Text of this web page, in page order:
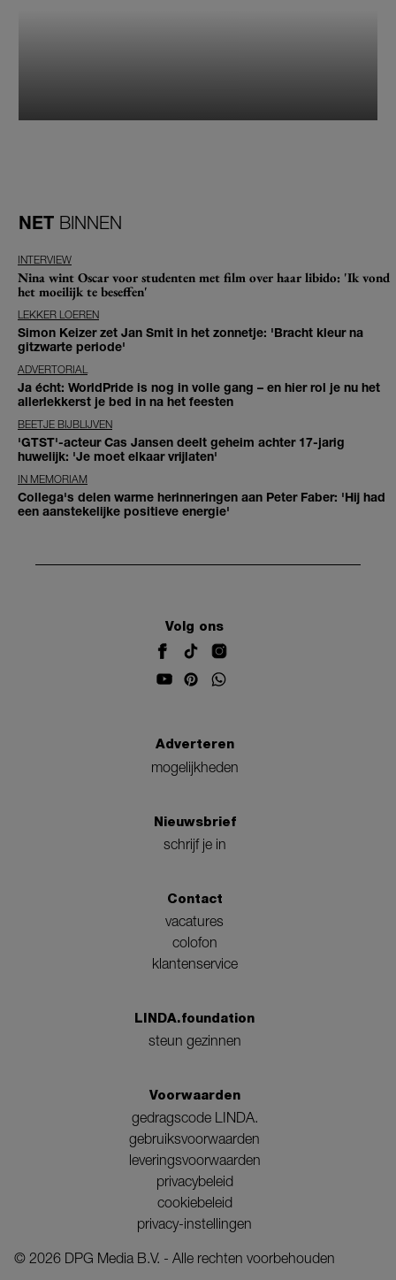
NET BINNEN
INTERVIEW
Nina wint Oscar voor studenten met film over haar libido: 'Ik vond
het moeilijk te beseffen'
LEKKER LOEREN
Simon Keizer zet Jan Smit in het zonnetje: 'Bracht kleur na
gitzwarte periode'
ADVERTORIAL
Ja écht: WorldPride is nog in volle gang – en hier rol je nu het
allerlekkerst je bed in na het feesten
BEETJE BIJBLIJVEN
'GTST'-acteur Cas Jansen deelt geheim achter 17-jarig
huwelijk: 'Je moet elkaar vrijlaten'
IN MEMORIAM
Collega's delen warme herinneringen aan Peter Faber: 'Hij had
een aanstekelijke positieve energie'
Volg ons
Adverteren
mogelijkheden
Nieuwsbrief
schrijf je in
Contact
vacatures
colofon
klantenservice
LINDA.foundation
steun gezinnen
Voorwaarden
gedragscode LINDA.
gebruiksvoorwaarden
leveringsvoorwaarden
privacybeleid
cookiebeleid
privacy-instellingen
© 2026 DPG Media B.V. - Alle rechten voorbehouden